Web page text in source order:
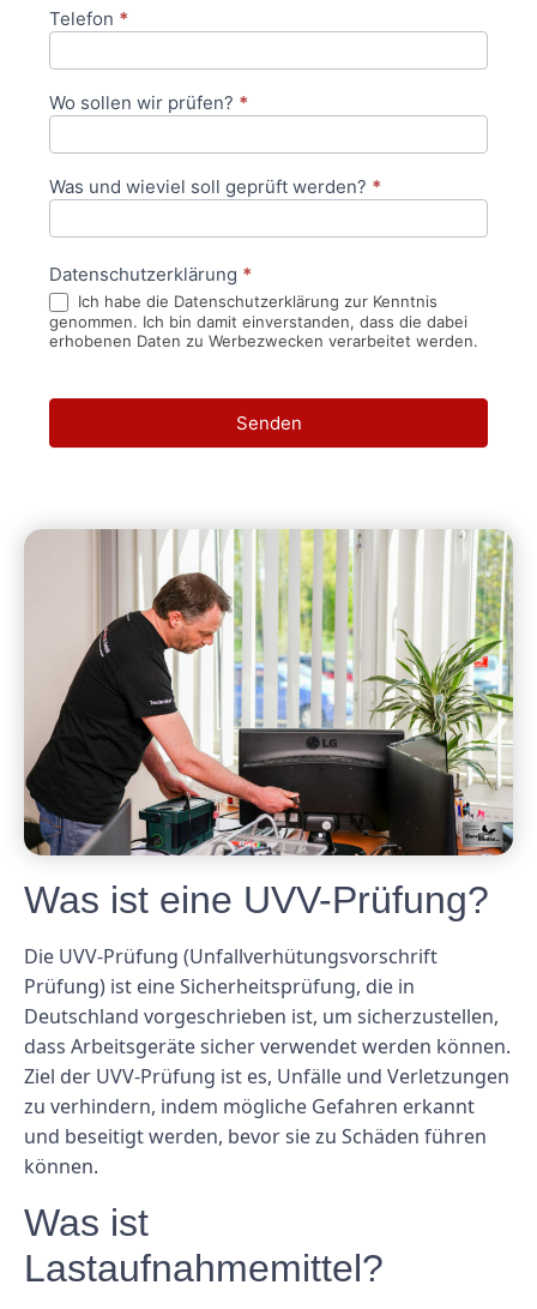
Telefon *
Wo sollen wir prüfen? *
Was und wieviel soll geprüft werden? *
Datenschutzerklärung *
Ich habe die Datenschutzerklärung zur Kenntnis
genommen. Ich bin damit einverstanden, dass die dabei
erhobenen Daten zu Werbezwecken verarbeitet werden.
Senden
Was ist eine UVV-Prüfung?
Die UVV-Prüfung (Unfallverhütungsvorschrift
Prüfung) ist eine Sicherheitsprüfung, die in
Deutschland vorgeschrieben ist, um sicherzustellen,
dass Arbeitsgeräte sicher verwendet werden können.
Ziel der UVV-Prüfung ist es, Unfälle und Verletzungen
zu verhindern, indem mögliche Gefahren erkannt
und beseitigt werden, bevor sie zu Schäden führen
können.
Was ist
Lastaufnahmemittel?